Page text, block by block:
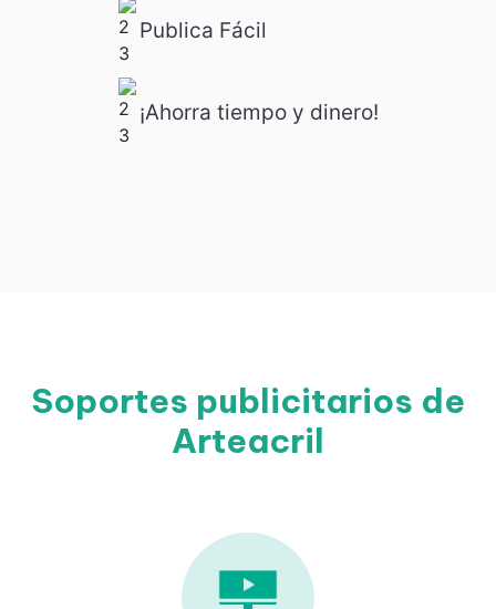
Publica Fácil
¡Ahorra tiempo y dinero!
Soportes publicitarios de
Arteacril